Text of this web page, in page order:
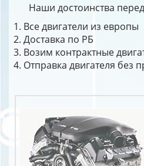
Наши достоинства
Все двигатели из европы
Доставка по РБ
Возим контрактные
Отправка двигателя без